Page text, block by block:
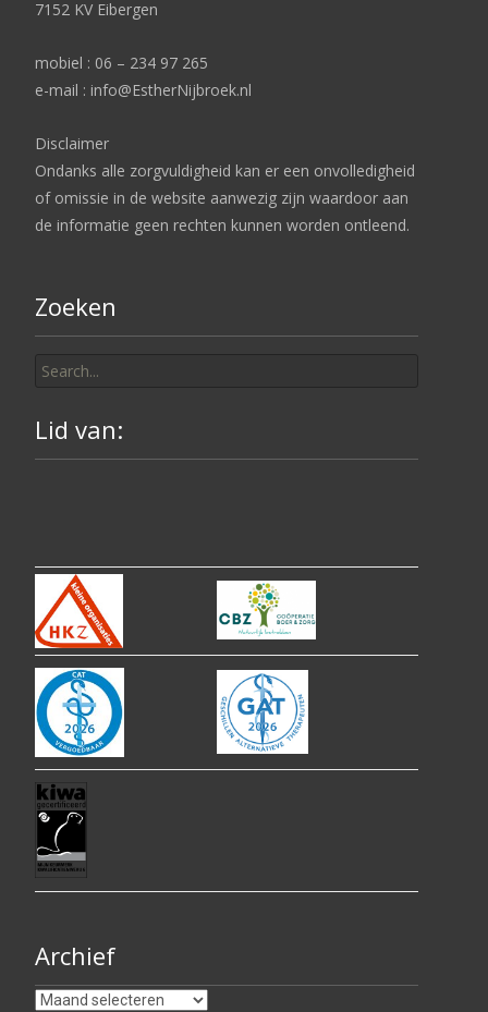
7152 KV Eibergen
mobiel : 06 – 234 97 265
e-mail : info@EstherNijbroek.nl
Disclaimer
Ondanks alle zorgvuldigheid kan er een onvolledigheid
of omissie in de website aanwezig zijn waardoor aan
de informatie geen rechten kunnen worden ontleend.
Zoeken
for:
Lid van:
Archief
Archief